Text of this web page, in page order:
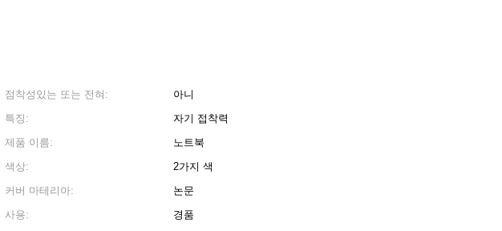
점착성있는 또는 전혀:
아니
특징:
자기 접착력
제품 이름:
노트북
색상:
2가지 색
커버 마테리아:
논문
사용: 경품